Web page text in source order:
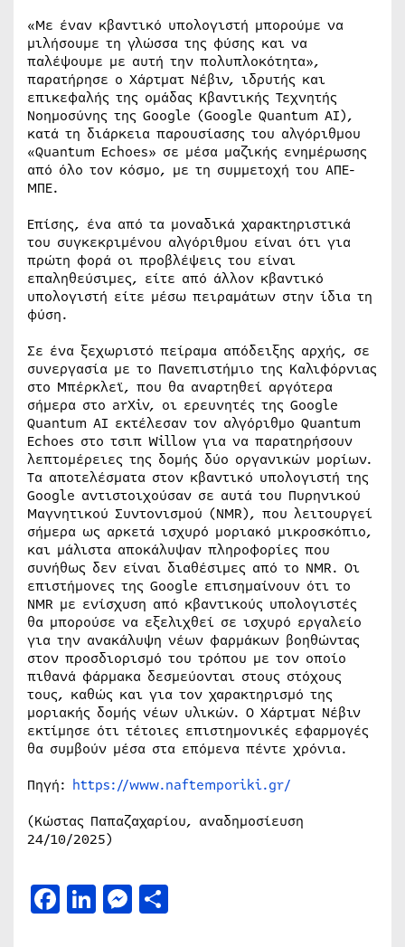
«Με έναν κβαντικό υπολογιστή μπορούμε να
μιλήσουμε τη γλώσσα της φύσης και να
παλέψουμε με αυτή την πολυπλοκότητα»,
παρατήρησε ο Χάρτματ Νέβιν, ιδρυτής και
επικεφαλής της ομάδας Κβαντικής Τεχνητής
Νοημοσύνης της Google (Google Quantum AI),
κατά τη διάρκεια παρουσίασης του αλγόριθμου
«Quantum Echoes» σε μέσα μαζικής ενημέρωσης
από όλο τον κόσμο, με τη συμμετοχή του ΑΠΕ-
ΜΠΕ.
Επίσης, ένα από τα μοναδικά χαρακτηριστικά
του συγκεκριμένου αλγόριθμου είναι ότι για
πρώτη φορά οι προβλέψεις του είναι
επαληθεύσιμες, είτε από άλλον κβαντικό
υπολογιστή είτε μέσω πειραμάτων στην ίδια τη
φύση.
Σε ένα ξεχωριστό πείραμα απόδειξης αρχής, σε
συνεργασία με το Πανεπιστήμιο της Καλιφόρνιας
στο Μπέρκλεϊ, που θα αναρτηθεί αργότερα
σήμερα στο arXiv, οι ερευνητές της Google
Quantum AI εκτέλεσαν τον αλγόριθμο Quantum
Echoes στο τσιπ Willow για να παρατηρήσουν
λεπτομέρειες της δομής δύο οργανικών μορίων.
Τα αποτελέσματα στον κβαντικό υπολογιστή της
Google αντιστοιχούσαν σε αυτά του Πυρηνικού
Μαγνητικού Συντονισμού (NMR), που λειτουργεί
σήμερα ως αρκετά ισχυρό μοριακό μικροσκόπιο,
και μάλιστα αποκάλυψαν πληροφορίες που
συνήθως δεν είναι διαθέσιμες από το NMR. Οι
επιστήμονες της Google επισημαίνουν ότι το
NMR με ενίσχυση από κβαντικούς υπολογιστές
θα μπορούσε να εξελιχθεί σε ισχυρό εργαλείο
για την ανακάλυψη νέων φαρμάκων βοηθώντας
στον προσδιορισμό του τρόπου με τον οποίο
πιθανά φάρμακα δεσμεύονται στους στόχους
τους, καθώς και για τον χαρακτηρισμό της
μοριακής δομής νέων υλικών. Ο Χάρτματ Νέβιν
εκτίμησε ότι τέτοιες επιστημονικές εφαρμογές
θα συμβούν μέσα στα επόμενα πέντε χρόνια.
Πηγή: https://www.naftemporiki.gr/
(Κώστας Παπαζαχαρίου, αναδημοσίευση
24/10/2025)
Facebook
LinkedIn
Messenger